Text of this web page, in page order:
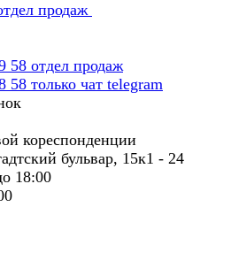
продаж
58 отдел продаж
58 только чат telegram
кореспонденции
бульвар, 15к1 - 24
18:00